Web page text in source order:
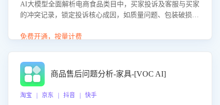
AI大模型全面解析电商食品类目中，买家投诉及客服与买家
的冲突记录，锁定投诉核心成因，如质量问题、包装破损
置差评防控，提升客户满意度。
免费开通，按量计费
商品售后问题分析-家具-[VOC AI]
淘宝 | 京东 | 抖音 | 快手